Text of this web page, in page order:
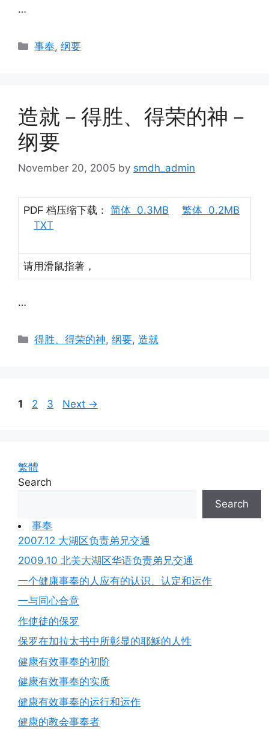
…
Categories
事奉,纲要
造就－得胜、得荣的神－
纲要
November 20, 2005 by smdh_admin
PDF 档压缩下载： 简体 0.3MB
繁体 0.2MB
TXT
请用滑鼠指著，
…
Categories
得胜、得荣的神,纲要,造就
Page
1 Page
2 Page
3 Next →
繁體
Search
Search
事奉
2007.12 大湖区负责弟兄交通
2009.10 北美大湖区华语负责弟兄交通
一个健康事奉的人应有的认识、认定和运作
一与同心合意
作使徒的保罗
保罗在加拉太书中所彰显的耶穌的人性
健康有效事奉的初阶
健康有效事奉的实质
健康有效事奉的运行和运作
健康的教会事奉者